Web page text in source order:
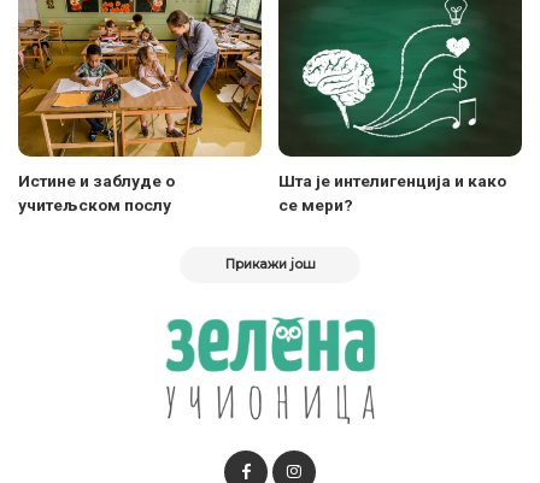
Истине и заблуде о
учитељском послу
Шта је интелигенција и како
се мери?
Прикажи још